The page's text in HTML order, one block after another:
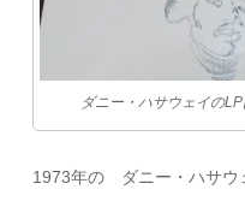
ダニー・ハサウェイのLP
1973年の ダニー・ハサ